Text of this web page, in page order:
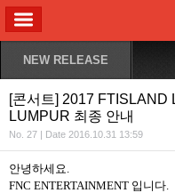
NEW RELEASE
[콘서트] 2017
LUMPUR 최종 안내
No. 27 | Date 2016.10.31 13:59
안녕하세요.
FNC ENTERTAINMENT 입니다.